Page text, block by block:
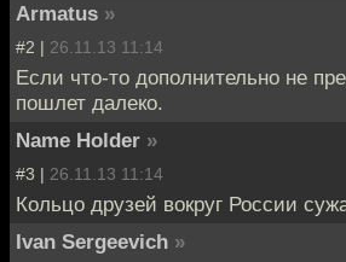
Armatus »
#2 | 26.11.13 11:14
Если что-то дополнительно не
пошлет далеко.
Name Holder »
#3 | 26.11.13 11:14
Кольцо друзей вокруг России
Ivan Sergeevich »